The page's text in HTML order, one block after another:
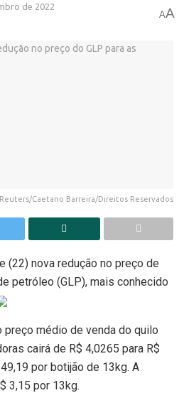
de 2022
AA
Reuters/Caetano Barreira/Direitos Reservados
(22) nova redução no preço de
petróleo (GLP), mais conhecido
preço médio de venda do quilo
cairá de R$ 4,0265 para R$
por botijão de 13kg. A
3,15 por 13kg.